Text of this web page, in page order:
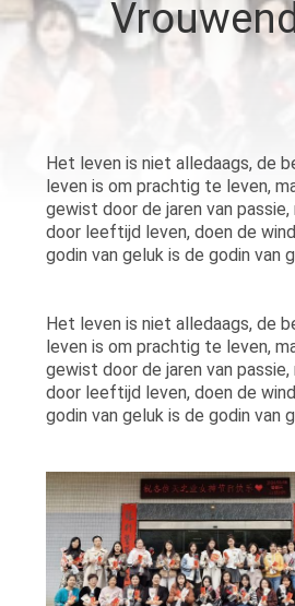
CONTACT
MET
ONS
NIEUWS
GEVALLEN
VRAAG
EEN
OFFERTE
Het leven is niet alledaags, de
leven is om prachtig te leven,
gewist door de jaren van
door leeftijd leven, doen de
godin van geluk is de godin van
Het leven is niet alledaags, de
leven is om prachtig te leven,
gewist door de jaren van
door leeftijd leven, doen de
godin van geluk is de godin van